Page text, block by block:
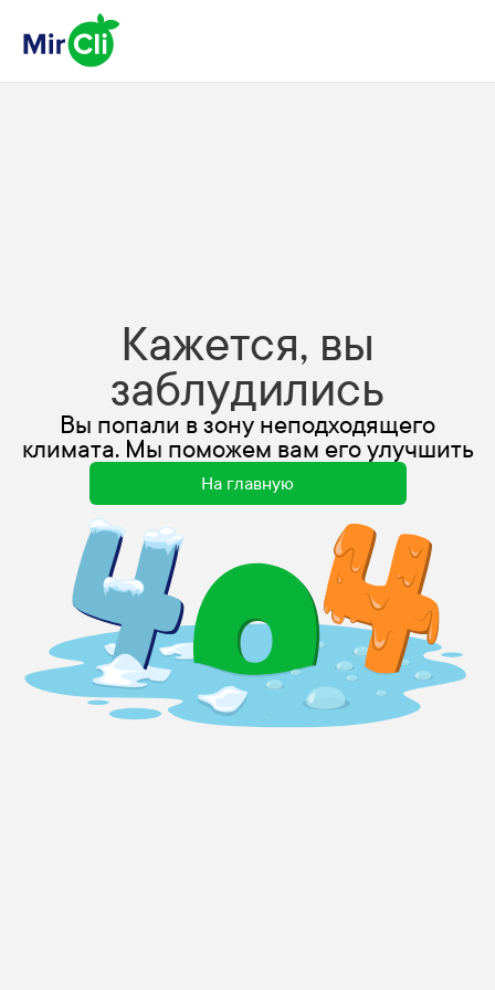
Кажется, вы
заблудились
Вы попали в зону неподходящего
климата. Мы поможем вам его улучшить
На главную